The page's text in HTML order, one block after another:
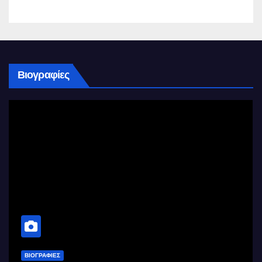
Βιογραφίες
ΒΙΟΓΡΑΦΊΕΣ